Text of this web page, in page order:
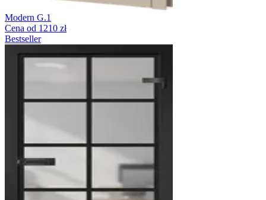
Modern G.1
Cena od 1210 zł
Bestseller